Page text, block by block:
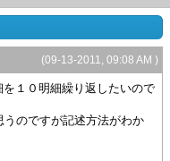
(09-13-2011, 09:08 AM )
１０明細繰り返したいので
のですが記述方法がわか